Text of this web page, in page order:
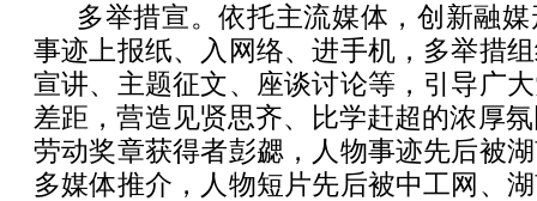
多举措宣。依托主流媒体，创新融
事迹上报纸、入网络、进手机，多举措
宣讲、主题征文、座谈讨论等，引导广
差距，营造见贤思齐、比学赶超的浓厚
劳动奖章获得者彭勰，人物事迹先后被
多媒体推介，人物短片先后被中工网、